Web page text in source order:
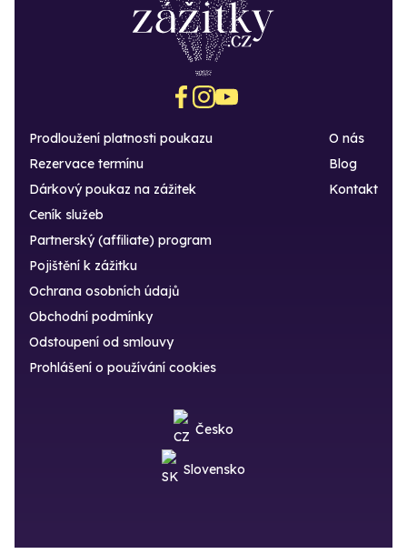
Prodloužení platnosti poukazu
Rezervace termínu
Dárkový poukaz na zážitek
O nás
Blog
Kontakt
Ceník služeb
Partnerský (affiliate) program
Pojištění k zážitku
Ochrana osobních údajů
Obchodní podmínky
Odstoupení od smlouvy
Prohlášení o používání cookies
Česko
Slovensko